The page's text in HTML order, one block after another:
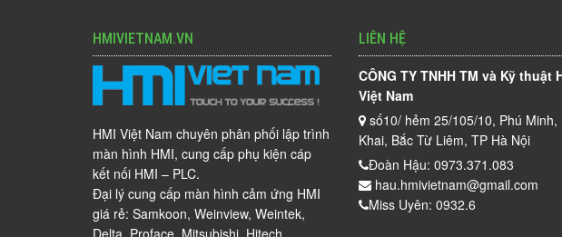
HMIVIETNAM.VN
HMI Việt Nam chuyên phân phối lập trình
màn hình HMI, cung cấp phụ kiện cáp
kết nối HMI – PLC.
Đại lý cung cấp màn hình cảm ứng HMI
giá rẻ: Samkoon, Weinview, Weintek,
Delta, Proface, Mitsubishi, Hitech…
LIÊN HỆ
CÔNG TY TNHH TM và Kỹ thuật
Việt Nam
số10/ hẻm 25/105/10, Phú Minh,
Khai, Bắc Từ Liêm, TP Hà Nội
Đoàn Hậu: 0973.371.083
hau.hmivietnam@gmail.com
Miss Uyên: 0932.6